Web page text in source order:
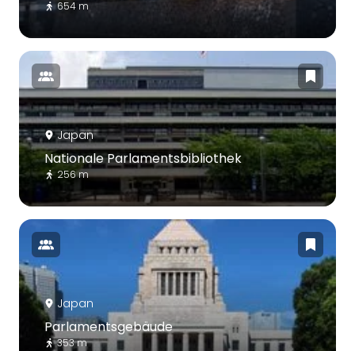
654 m
Japan
Nationale Parlamentsbibliothek
256 m
Japan
Parlamentsgebäude
353 m